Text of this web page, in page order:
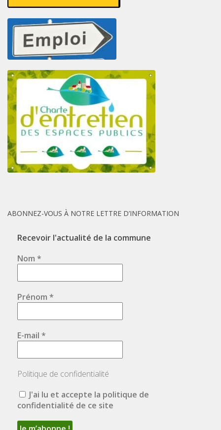
ABONNEZ-VOUS À NOTRE LETTRE D’INFORMATION
Recevoir l'actualité de la commune
Nom *
Prénom *
E-mail *
Politique de confidentialité
J'ai lu et accepte la politique de
confidentialité de ce site